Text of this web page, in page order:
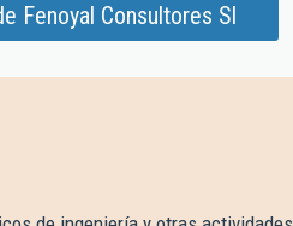
Fenoyal Consultores Sl